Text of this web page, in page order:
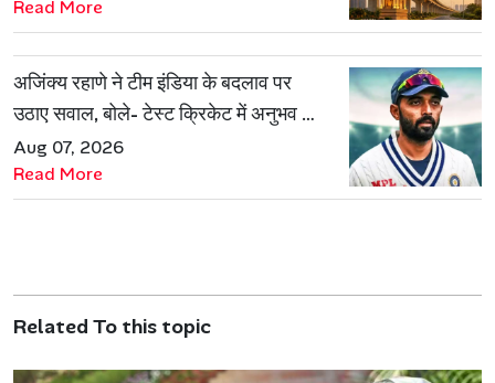
Read More
अजिंक्य रहाणे ने टीम इंडिया के बदलाव पर
उठाए सवाल, बोले- टेस्ट क्रिकेट में अनुभव की
जरूरत हमेशा रहेगी
Aug 07, 2026
Read More
Related To this topic